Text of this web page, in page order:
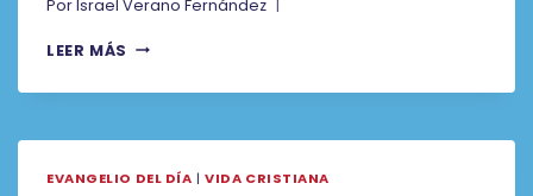
PorIsrael Verano Fernández
LEER MÁS
EVANGELIO DEL DÍA |VIDA CRISTIANA